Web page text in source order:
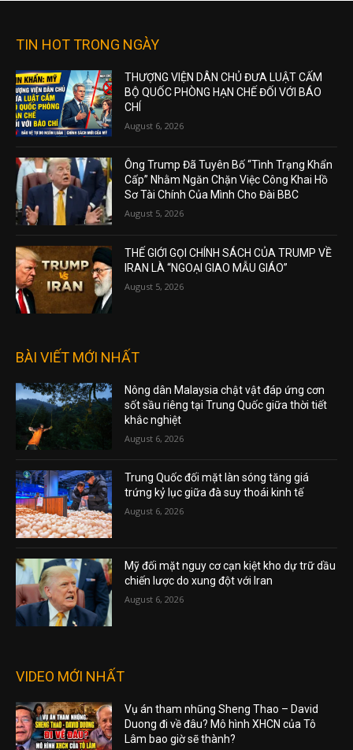
TIN HOT TRONG NGÀY
THƯỢNG VIỆN DÂN CHỦ ĐƯA LUẬT CẤM
BỘ QUỐC PHÒNG HẠN CHẾ ĐỐI VỚI BÁO
CHÍ
August 6, 2026
Ông Trump Đã Tuyên Bố “Tình Trạng Khẩn
Cấp” Nhằm Ngăn Chặn Việc Công Khai Hồ
Sơ Tài Chính Của Mình Cho Đài BBC
August 5, 2026
THẾ GIỚI GỌI CHÍNH SÁCH CỦA TRUMP VỀ
IRAN LÀ “NGOẠI GIAO MẪU GIÁO”
August 5, 2026
BÀI VIẾT MỚI NHẤT
Nông dân Malaysia chật vật đáp ứng cơn
sốt sầu riêng tại Trung Quốc giữa thời tiết
khắc nghiệt
August 6, 2026
Trung Quốc đối mặt làn sóng tăng giá
trứng kỷ lục giữa đà suy thoái kinh tế
August 6, 2026
Mỹ đối mặt nguy cơ cạn kiệt kho dự trữ dầu
chiến lược do xung đột với Iran
August 6, 2026
VIDEO MỚI NHẤT
Vụ án tham nhũng Sheng Thao – David
Duong đi về đâu? Mô hình XHCN của Tô
Lâm bao giờ sẽ thành?